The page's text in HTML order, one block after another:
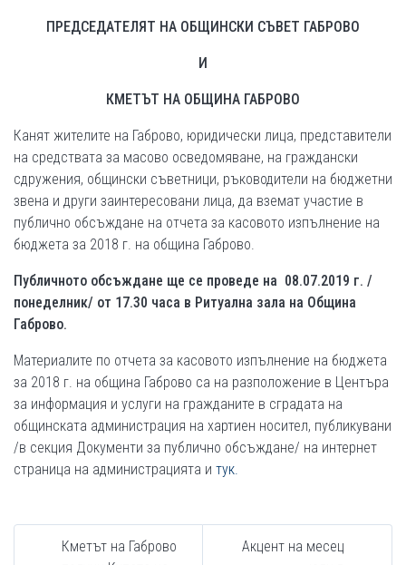
ПРЕДСЕДАТЕЛЯТ НА ОБЩИНСКИ СЪВЕТ ГАБРОВО
И
КМЕТЪТ НА ОБЩИНА ГАБРОВО
Канят жителите на Габрово, юридически лица, представители
на средствата за масово осведомяване, на граждански
сдружения, общински съветници, ръководители на бюджетни
звена и други заинтересовани лица, да вземат участие в
публично обсъждане на отчета за касовото изпълнение на
бюджета за 2018 г. на община Габрово.
Публичното обсъждане ще се проведе на 08.07.2019 г. /
понеделник/ от 17.30 часа в Ритуална зала на Община
Габрово.
Материалите по отчета за касовото изпълнение на бюджета
за 2018 г. на община Габрово са на разположение в Центъра
за информация и услуги на гражданите в сградата на
общинската администрация на хартиен носител, публикувани
/в секция Документи за публично обсъждане/ на интернет
страница на администрацията и тук.
Кметът на Габрово
Акцент на месец